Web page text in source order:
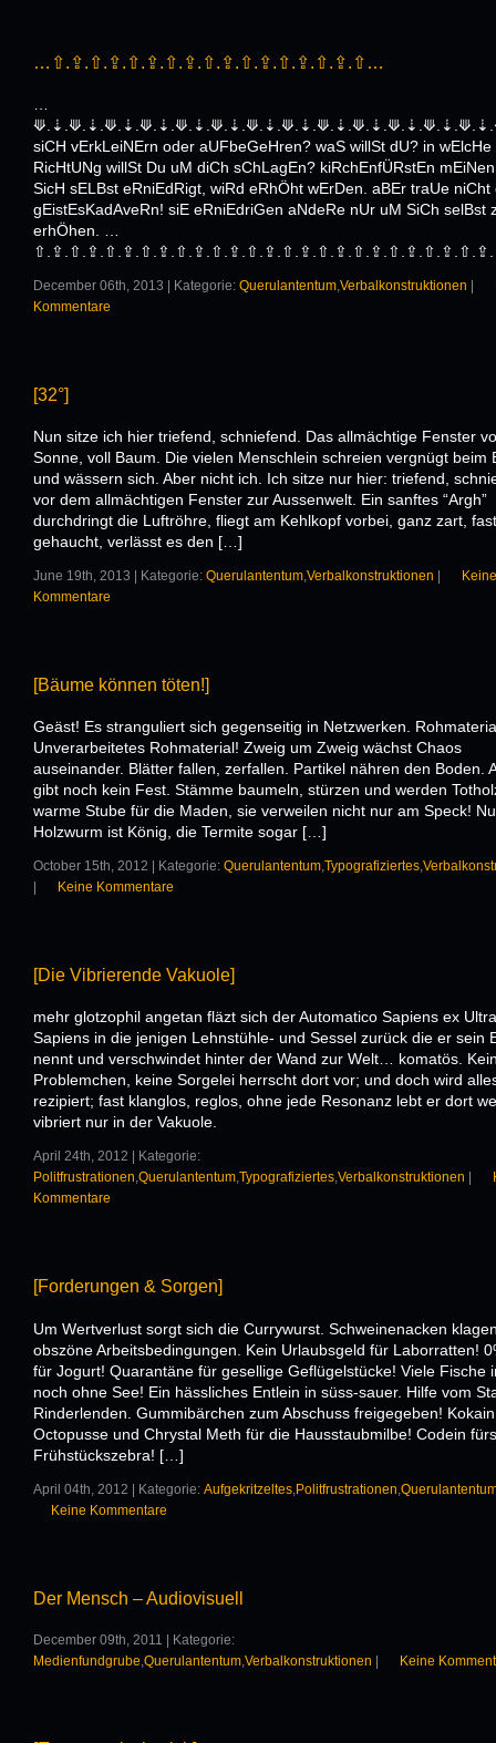
…⇧.⇪.⇧.⇪.⇧.⇪.⇧.⇪.⇧.⇪.⇧.⇪.⇧.⇪.⇧.⇪.⇧…
…
siCH vErkLeiNErn oder aUFbeGeHren? waS willSt dU? in wElcHe
RicHtUNg willSt Du uM diCh sChLagEn? kiRchEnfÜRstEn
SicH sELBst eRniEdRigt, wiRd eRhÖht wErDen. aBEr traUe niCht
gEistEsKadAveRn! siE eRniEdriGen aNdeRe nUr uM SiCh selBst
erhÖhen. …
December 06th, 2013 | Kategorie: Querulantentum,Verbalkonstruktionen
Kommentare
[32°]
Nun sitze ich hier triefend, schniefend. Das allmächtige Fenster
Sonne, voll Baum. Die vielen Menschlein schreien vergnügt beim
und wässern sich. Aber nicht ich. Ich sitze nur hier: triefend,
vor dem allmächtigen Fenster zur Aussenwelt. Ein sanftes “Argh”
durchdringt die Luftröhre, fliegt am Kehlkopf vorbei, ganz zart,
gehaucht, verlässt es den […]
June 19th, 2013 | Kategorie: Querulantentum,Verbalkonstruktionen
Keine
Kommentare
[Bäume können töten!]
Geäst! Es stranguliert sich gegenseitig in Netzwerken.
Unverarbeitetes Rohmaterial! Zweig um Zweig wächst Chaos
auseinander. Blätter fallen, zerfallen. Partikel nähren den Boden.
gibt noch kein Fest. Stämme baumeln, stürzen und werden
warme Stube für die Maden, sie verweilen nicht nur am Speck!
Holzwurm ist König, die Termite sogar […]
October 15th, 2012 | Kategorie: Querulantentum,Typografiziertes,
Keine Kommentare
[Die Vibrierende Vakuole]
mehr glotzophil angetan fläzt sich der Automatico Sapiens ex
Sapiens in die jenigen Lehnstühle- und Sessel zurück die er sein
nennt und verschwindet hinter der Wand zur Welt… komatös.
Problemchen, keine Sorgelei herrscht dort vor; und doch wird
rezipiert; fast klanglos, reglos, ohne jede Resonanz lebt er dort
vibriert nur in der Vakuole.
April 24th, 2012 | Kategorie:
Politfrustrationen,Querulantentum,Typografiziertes,Verbalkonstruktionen
Kommentare
[Forderungen & Sorgen]
Um Wertverlust sorgt sich die Currywurst. Schweinenacken
obszöne Arbeitsbedingungen. Kein Urlaubsgeld für Laborratten!
für Jogurt! Quarantäne für gesellige Geflügelstücke! Viele Fische
noch ohne See! Ein hässliches Entlein in süss-sauer. Hilfe vom
Rinderlenden. Gummibärchen zum Abschuss freigegeben!
Octopusse und Chrystal Meth für die Hausstaubmilbe! Codein fürs
Frühstückszebra! […]
April 04th, 2012 | Kategorie: Aufgekritzeltes Politfrustrationen
Keine Kommentare
Der Mensch – Audiovisuell
December 09th, 2011 | Kategorie:
Medienfundgrube Querulantentum Verbalkonstruktionen | Keine